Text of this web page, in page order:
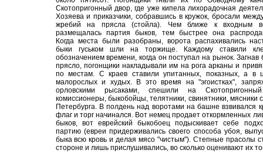
Скотопригонный двор, где уже кипела лихорадочная
Хозяева и приказчики, собравшись в кружок, бросали
жребий на прясла (стойла). Чем ближе к входным
размещалась партия быков, тем быстрее она
Когда места были разобраны, ворота распахивались
быки гуськом шли на торжище. Каждому ставили
обозначением времени, когда он поступал на рынок. Загнав
прясло, погонщики накладывали им на рога арканы и
по местам. С краев ставили упитанных, показных, а в
малорослых и худых. В это время на "эгоистках",
орловскими рысаками, спешили на
комиссионеры, быкобойцы, телятники, свинятники, мясники
Петербурга. В полдень над воротами на башне взвивался
флаг и торг начинался. Вот немец продает откормленных
быков, вот еврейский быкобоец подыскивает себе
партию (евреи придерживались своего способа убоя,
быка всю кровь и делая мясо "чистым"). Степные прасолы
стороне и лишь прислушивались, во сколько оценивают их